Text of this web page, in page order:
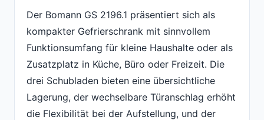
Der Bomann GS 2196.1 präsentiert sich als
kompakter Gefrierschrank mit sinnvollem
Funktionsumfang für kleine Haushalte oder als
Zusatzplatz in Küche, Büro oder Freizeit. Die
drei Schubladen bieten eine übersichtliche
Lagerung, der wechselbare Türanschlag erhöht
die Flexibilität bei der Aufstellung, und der